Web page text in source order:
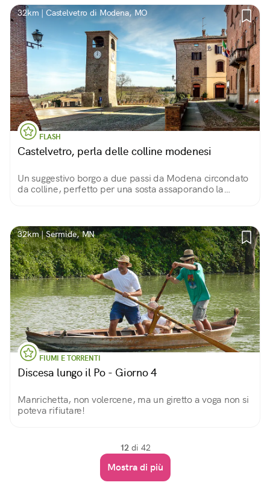
32km | Castelvetro di Modena, MO
FLASH
Castelvetro, perla delle colline modenesi
Un suggestivo borgo a due passi da Modena circondato
da colline, perfetto per una sosta assaporando la
32km | Sermide, MN
FIUMI E TORRENTI
Discesa lungo il Po - Giorno 4
Manrichetta, non volercene, ma un giretto a voga non si
poteva rifiutare!
12 di 42
Mostra di più